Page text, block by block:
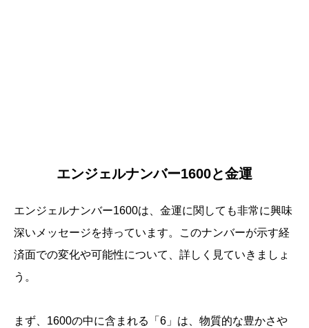
エンジェルナンバー1600と金運
エンジェルナンバー1600は、金運に関しても非常に興味
深いメッセージを持っています。このナンバーが示す経
済面での変化や可能性について、詳しく見ていきましょ
う。
まず、1600の中に含まれる「6」は、物質的な豊かさや